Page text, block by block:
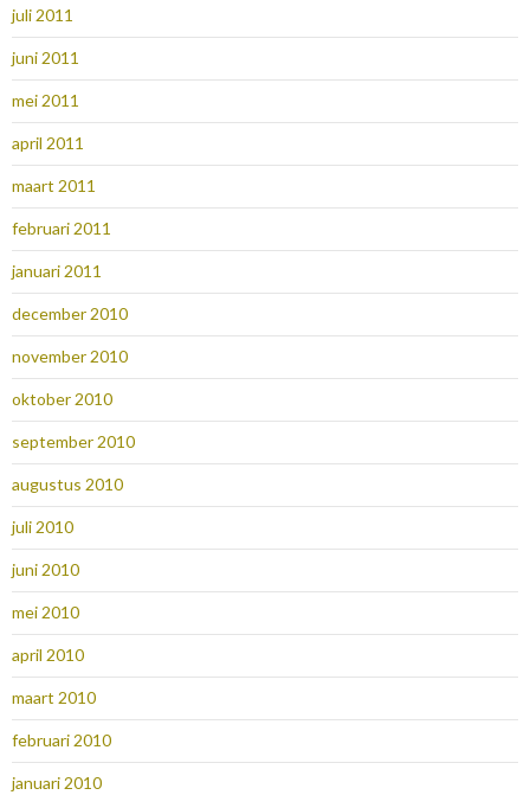
juli 2011
juni 2011
mei 2011
april 2011
maart 2011
februari 2011
januari 2011
december 2010
november 2010
oktober 2010
september 2010
augustus 2010
juli 2010
juni 2010
mei 2010
april 2010
maart 2010
februari 2010
januari 2010